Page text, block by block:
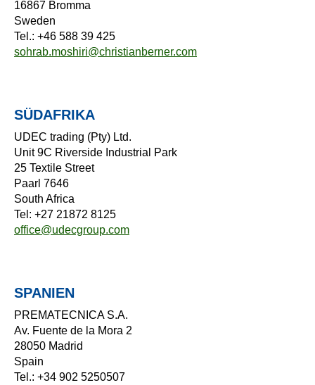
16867 Bromma
Sweden
Tel.: +46 588 39 425
sohrab.moshiri@christianberner.com
SÜDAFRIKA
UDEC trading (Pty) Ltd.
Unit 9C Riverside Industrial Park
25 Textile Street
Paarl 7646
South Africa
Tel: +27 21872 8125
office@udecgroup.com
SPANIEN
PREMATECNICA S.A.
Av. Fuente de la Mora 2
28050 Madrid
Spain
Tel.: +34 902 5250507